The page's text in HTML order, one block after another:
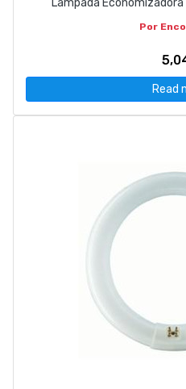
Lâmpada
Por
Read